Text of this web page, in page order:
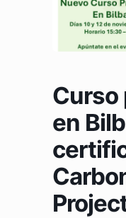
Curso
en